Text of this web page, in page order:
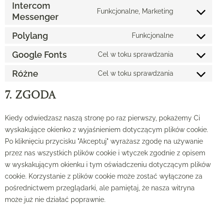
Intercom
Messenger
Funkcjonalne, Marketing
Polylang Funkcjonalne
Google Fonts Cel w toku sprawdzania
Różne Cel w toku sprawdzania
7. Zgoda
Kiedy odwiedzasz naszą stronę po raz pierwszy, pokażemy Ci
wyskakujące okienko z wyjaśnieniem dotyczącym plików cookie.
Po kliknięciu przycisku "Akceptuj" wyrażasz zgodę na używanie
przez nas wszystkich plików cookie i wtyczek zgodnie z opisem
w wyskakującym okienku i tym oświadczeniu dotyczącym plików
cookie. Korzystanie z plików cookie może zostać wyłączone za
pośrednictwem przeglądarki, ale pamiętaj, że nasza witryna
może już nie działać poprawnie.